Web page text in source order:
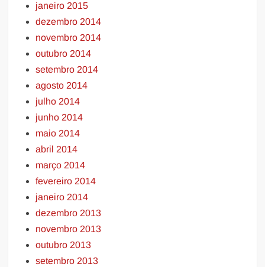
janeiro 2015
dezembro 2014
novembro 2014
outubro 2014
setembro 2014
agosto 2014
julho 2014
junho 2014
maio 2014
abril 2014
março 2014
fevereiro 2014
janeiro 2014
dezembro 2013
novembro 2013
outubro 2013
setembro 2013